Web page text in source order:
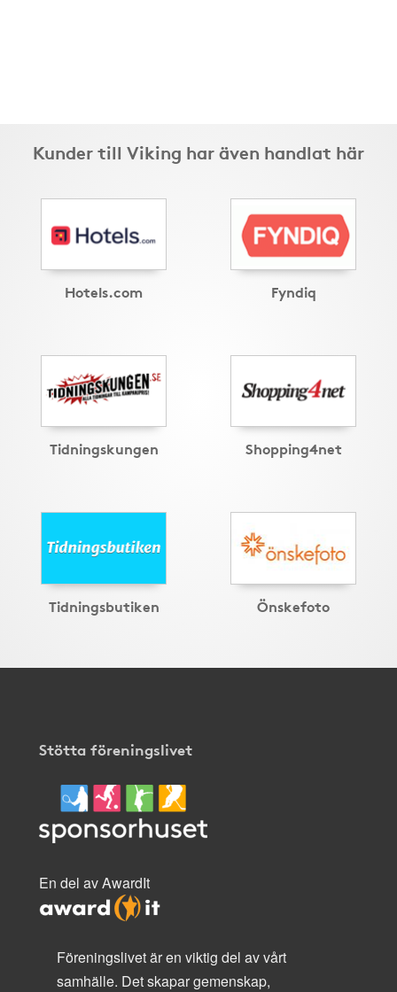
Kunder till Viking har även handlat här
Hotels.com Fyndiq
Tidningskungen Shopping4net
Tidningsbutiken Önskefoto
Stötta föreningslivet
En del av AwardIt
Föreningslivet är en viktig del av vårt
samhälle. Det skapar gemenskap,